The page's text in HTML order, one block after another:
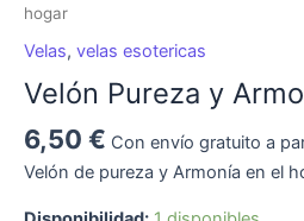
hogar
Velas, velas esotericas
Velón Pureza y
6,50 € Con envío gratuito a
Velón de pureza y Armonía en el